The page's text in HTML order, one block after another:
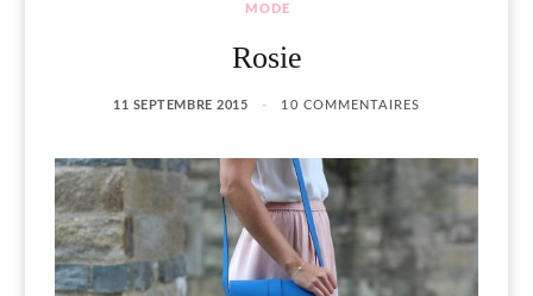
MODE
Rosie
11 SEPTEMBRE 2015 10 COMMENTAIRES